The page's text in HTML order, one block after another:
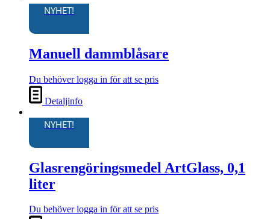
NYHET!
Manuell dammblåsare
Du behöver logga in för att se pris
Detaljinfo
NYHET!
Glasrengöringsmedel ArtGlass, 0,1
liter
Du behöver logga in för att se pris